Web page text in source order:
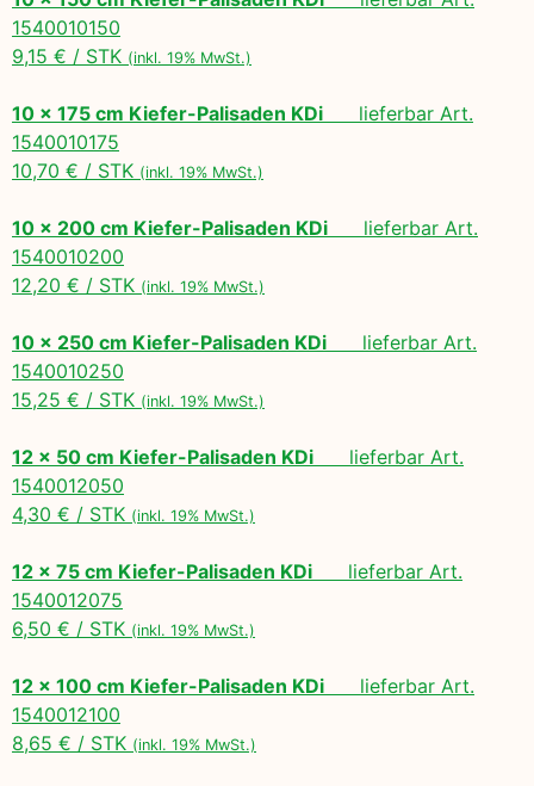
1540010150
9,15 € / STK (inkl. 19% MwSt.)
10 x 175 cm Kiefer-Palisaden KDi lieferbar Art.
1540010175
10,70 € / STK (inkl. 19% MwSt.)
10 x 200 cm Kiefer-Palisaden KDi lieferbar Art.
1540010200
12,20 € / STK (inkl. 19% MwSt.)
10 x 250 cm Kiefer-Palisaden KDi lieferbar Art.
1540010250
15,25 € / STK (inkl. 19% MwSt.)
12 x 50 cm Kiefer-Palisaden KDi lieferbar Art.
1540012050
4,30 € / STK (inkl. 19% MwSt.)
12 x 75 cm Kiefer-Palisaden KDi lieferbar Art.
1540012075
6,50 € / STK (inkl. 19% MwSt.)
12 x 100 cm Kiefer-Palisaden KDi lieferbar Art.
1540012100
8,65 € / STK (inkl. 19% MwSt.)